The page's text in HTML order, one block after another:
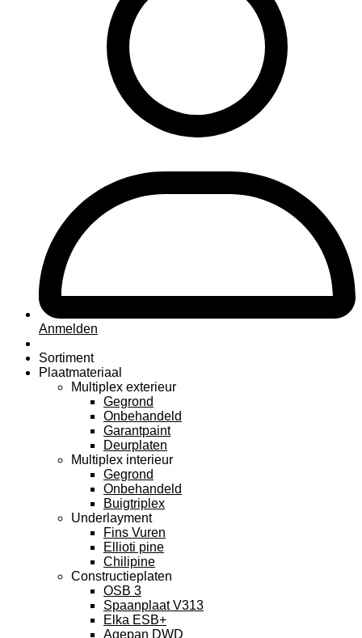
Anmelden
Sortiment
Plaatmateriaal
Multiplex exterieur
Gegrond
Onbehandeld
Garantpaint
Deurplaten
Multiplex interieur
Gegrond
Onbehandeld
Buigtriplex
Underlayment
Fins Vuren
Ellioti pine
Chilipine
Constructieplaten
OSB 3
Spaanplaat V313
Elka ESB+
Agepan DWD